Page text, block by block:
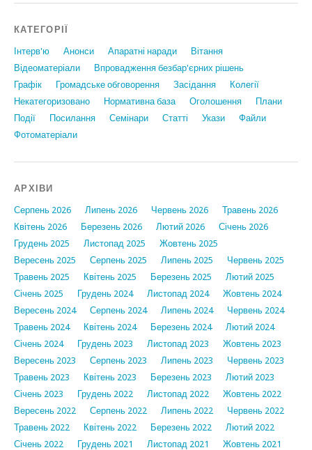
КАТЕГОРІЇ
Інтерв'ю Анонси Апаратні наради
Вiтання
Відеоматеріали
Впровадження безбар'єрних рішень
Графiк
Громадське обговорення Засідання
Колегії
Некатегоризовано
Нормативна база Оголошення
Плани
Події
Посилання Семінари Статтi Укази
Файли
Фотоматеріали
АРХІВИ
Серпень 2026 Липень 2026 Червень 2026
Травень 2026
Квітень 2026
Березень 2026 Лютий 2026
Січень 2026
Грудень 2025
Листопад 2025
Жовтень 2025
Вересень 2025
Серпень 2025 Липень 2025
Червень 2025
Травень 2025
Квітень 2025 Березень 2025
Лютий 2025
Січень 2025
Грудень 2024 Листопад 2024
Жовтень 2024
Вересень 2024
Серпень 2024 Липень 2024
Червень 2024
Травень 2024
Квітень 2024 Березень 2024
Лютий 2024
Січень 2024
Грудень 2023 Листопад 2023
Жовтень 2023
Вересень 2023
Серпень 2023 Липень 2023
Червень 2023
Травень 2023
Квітень 2023 Березень 2023
Лютий 2023
Січень 2023
Грудень 2022 Листопад 2022
Жовтень 2022
Вересень 2022
Серпень 2022 Липень 2022
Червень 2022
Травень 2022
Квітень 2022 Березень 2022
Лютий 2022
Січень 2022
Грудень 2021 Листопад 2021
Жовтень 2021